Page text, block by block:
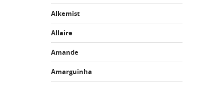
Alkemist
Allaire
Amande
Amarguinha